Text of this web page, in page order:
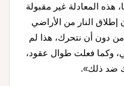
هذه المعادلة غير مقبولة
إطلاق النار من الأراضي
من دون أن نتحرك، هذا لم
وكما فعلت طوال عقود،
ضد ذلك».